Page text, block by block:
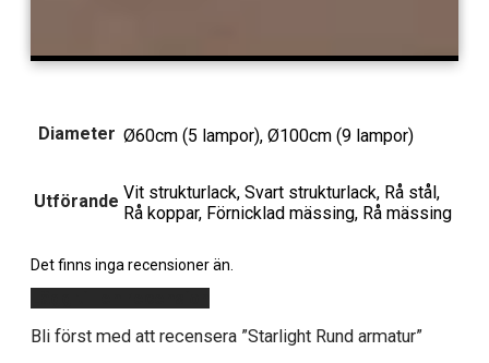
Diameter Ø60cm (5 lampor), Ø100cm (9 lampor)
Utförande Vit strukturlack, Svart strukturlack, Rå stål,
Rå koppar, Förnicklad mässing, Rå mässing
Det finns inga recensioner än.
Bli först med att recensera ”Starlight Rund armatur”